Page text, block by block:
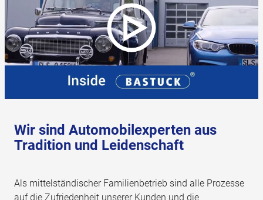
Wir sind Automobilexperten aus
Tradition und Leidenschaft
Als mittelständischer Familienbetrieb sind alle Prozesse
auf die Zufriedenheit unserer Kunden und die